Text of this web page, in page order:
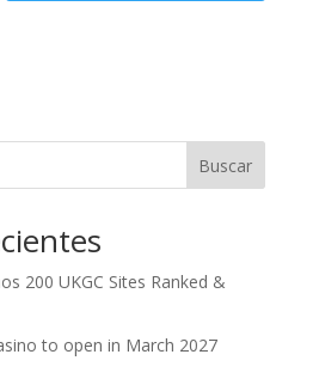
Buscar
200 UKGC Sites Ranked &
to open in March 2027